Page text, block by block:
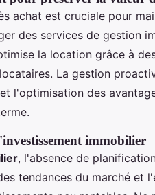
achat est cruciale pour
des services de gestion
la location grâce à
La gestion
l'optimisation des
immobilier
, l'absence de
tendances du marché et